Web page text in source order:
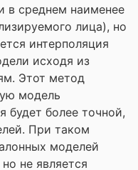
в среднем наименее
лица), но
интерполяция
исходя из
Этот метод
модель
будет более точной,
При таком
моделей
не является